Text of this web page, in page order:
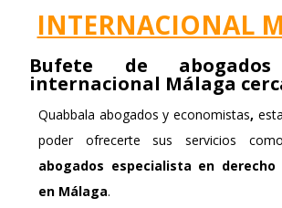
INTERNACIONAL
Bufete de abogados
internacional Málaga
Quabbala abogados y economistas,
poder ofrecerte sus servicios
abogados especialista en
en Málaga.